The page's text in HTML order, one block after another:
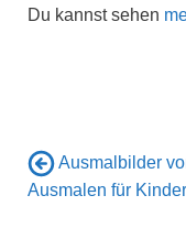
Du kannst sehen
Ausmalbilder
Ausmalen für Kinder